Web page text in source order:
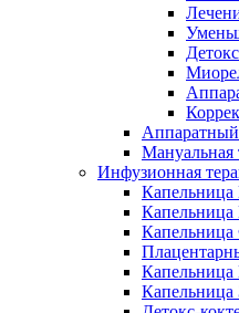
Мануальная
Инфузионная
Капельница